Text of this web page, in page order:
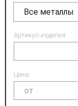
Все металлы
Артикул изделия:
Цена: